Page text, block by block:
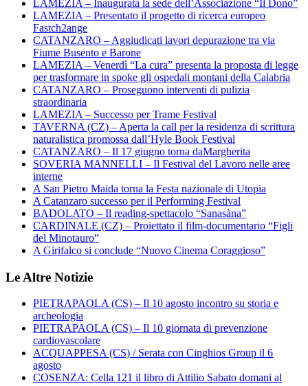
LAMEZIA – Inaugurata la sede dell’Associazione “Il Dono”
LAMEZIA – Presentato il progetto di ricerca europeo
Fastch2ange
CATANZARO – Aggiudicati lavori depurazione tra via
Fiume Busento e Barone
LAMEZIA – Venerdì “La cura” presenta la proposta di legge
per trasformare in spoke gli ospedali montani della Calabria
CATANZARO – Proseguono interventi di pulizia
straordinaria
LAMEZIA – Successo per Trame Festival
TAVERNA (CZ) – Aperta la call per la residenza di scrittura
naturalistica promossa dall’Hyle Book Festival
CATANZARO – Il 17 giugno torna daMargherita
SOVERIA MANNELLI – Il Festival del Lavoro nelle aree
interne
A San Pietro Maida torna la Festa nazionale di Utopia
A Catanzaro successo per il Performing Festival
BADOLATO – Il reading-spettacolo “Sanasàna”
CARDINALE (CZ) – Proiettato il film-documentario “Figli
del Minotauro”
A Girifalco si conclude “Nuovo Cinema Coraggioso”
Le Altre Notizie
PIETRAPAOLA (CS) – Il 10 agosto incontro su storia e
archeologia
PIETRAPAOLA (CS) – Il 10 giornata di prevenzione
cardiovascolare
ACQUAPPESA (CS) / Serata con Cinghios Group il 6
agosto
COSENZA: Cella 121 il libro di Attilio Sabato domani al